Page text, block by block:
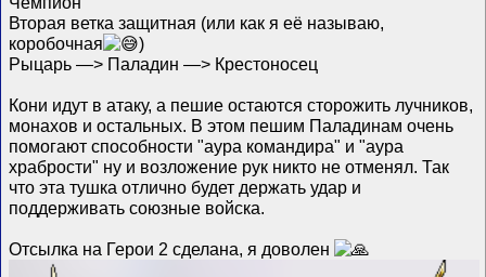
Вторая ветка защитная (или как я её называю,
коробочная
)
Рыцарь —> Паладин —> Крестоносец
Кони идут в атаку, а пешие остаются сторожить лучников,
монахов и остальных. В этом пешим Паладинам очень
помогают способности "аура командира" и "аура
храбрости" ну и возложение рук никто не отменял. Так
что эта тушка отлично будет держать удар и
поддерживать союзные войска.
Отсылка на Герои 2 сделана, я доволен